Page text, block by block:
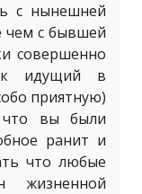
с нынешней
чем с бывшей
совершенно
идущий в
приятную)
вы были
ранит и
что любые
жизненной